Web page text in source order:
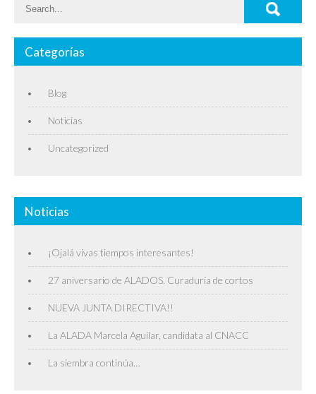
Categorías
Blog
Noticias
Uncategorized
Noticias
¡Ojalá vivas tiempos interesantes!
27 aniversario de ALADOS. Curaduría de cortos
NUEVA JUNTA DIRECTIVA!!
La ALADA Marcela Aguilar, candidata al CNACC
La siembra continúa…